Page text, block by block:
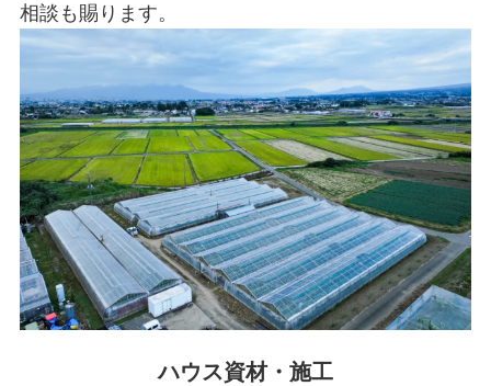
相談も賜ります。
ハウス資材・施工